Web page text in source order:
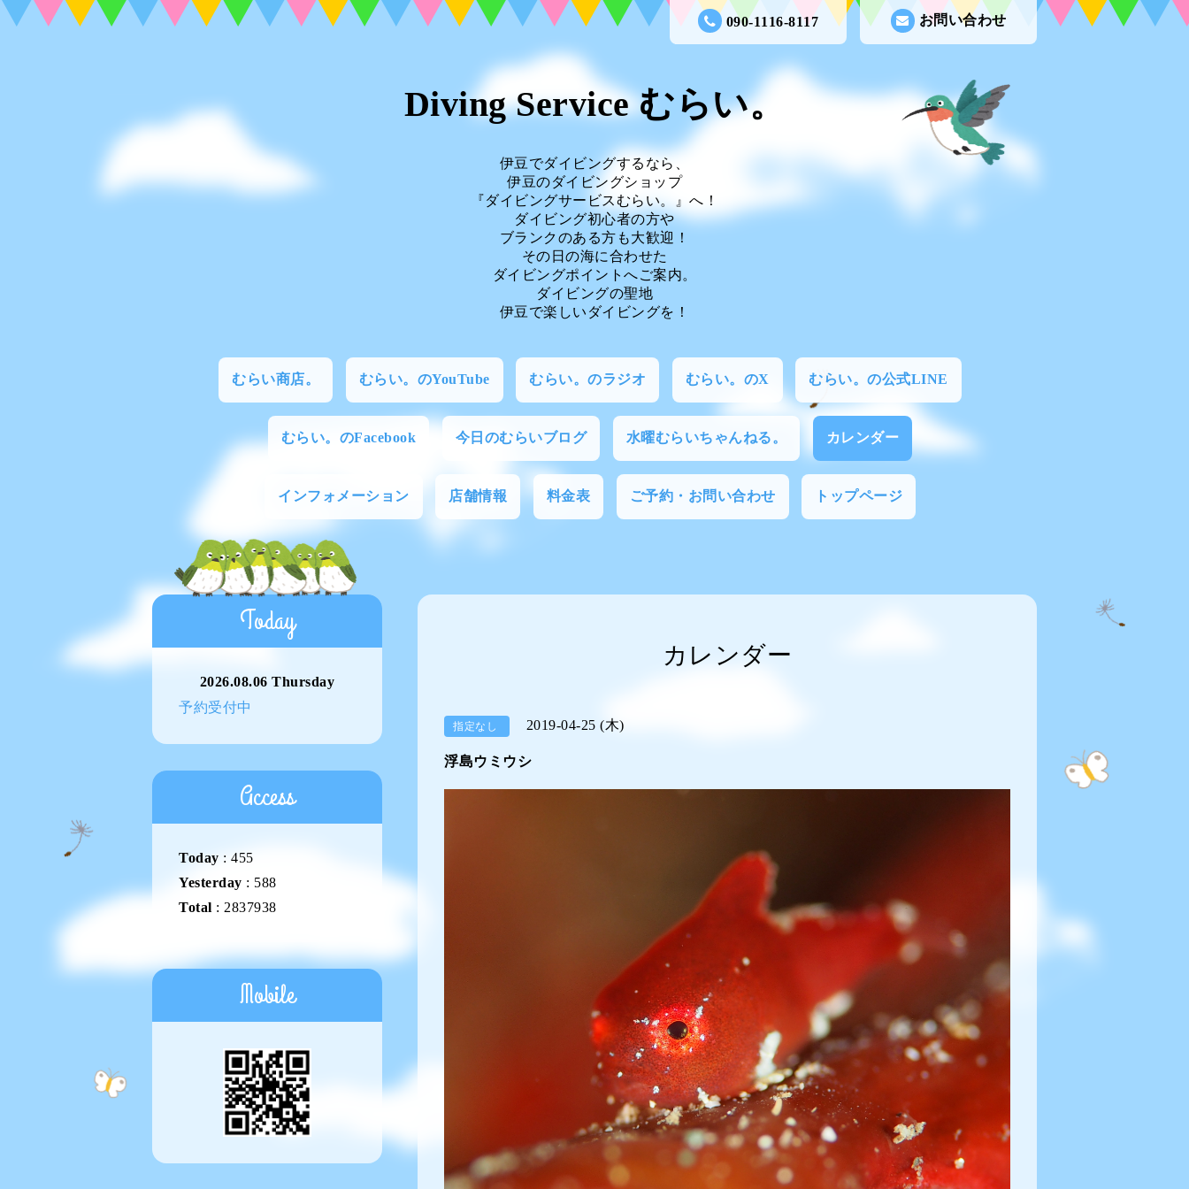
お問い合わせ
090-1116-8117
Diving Service むらい。
伊豆でダイビングするなら、
伊豆のダイビングショップ
『ダイビングサービスむらい。』へ！
ダイビング初心者の方や
ブランクのある方も大歓迎！
その日の海に合わせた
ダイビングポイントへご案内。
ダイビングの聖地
伊豆で楽しいダイビングを！
むらい商店。 むらい。のYouTube むらい。のラジオ むらい。のX むらい。の公式LINE
むらい。のFacebook 今日のむらいブログ 水曜むらいちゃんねる。 カレンダー
インフォメーション 店舗情報 料金表 ご予約・お問い合わせ トップページ
カレンダー
指定なし 2019-04-25 (木)
浮島ウミウシ
Today
2026.08.06 Thursday
予約受付中
Access
Today : 455
Yesterday : 588
Total : 2837938
Mobile